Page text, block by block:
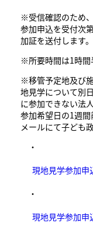
※受信確認のため
参加申込を受付次
加証を送付します。
※所要時間は1時間
※移管予定地及び
地見学について別
に参加できない法
参加希望日の1週
メールにて子ども
・
現地見学参加申
・
現地見学参加申